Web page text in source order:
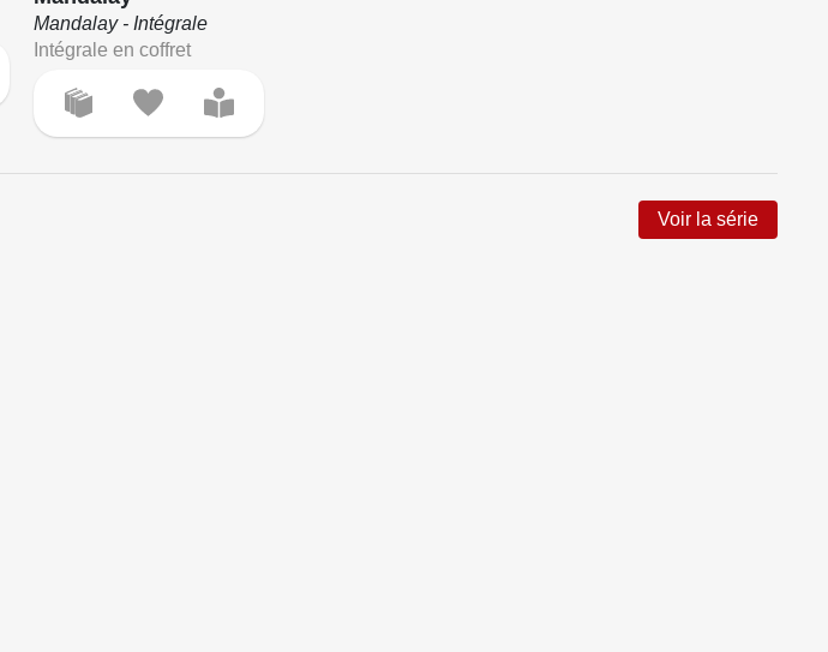
Mandalay - Intégrale
Intégrale en coffret
Voir la série